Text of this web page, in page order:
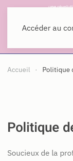
Accéder au
Accueil Politique
Politique
Soucieux de la